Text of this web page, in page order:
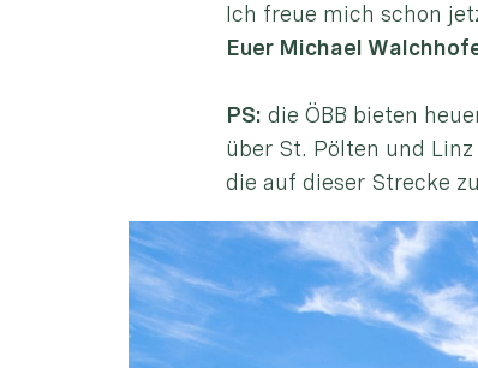
Ich freue mich schon
Euer Michael
PS: die ÖBB bieten
über St. Pölten und
die auf dieser Strecke